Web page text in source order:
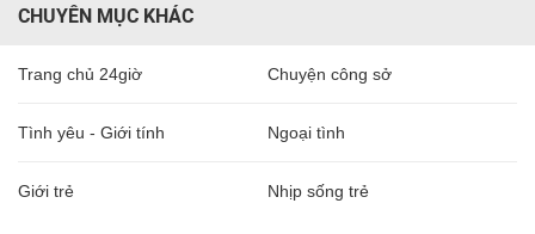
CHUYÊN MỤC KHÁC
Trang chủ 24giờ Chuyện công sở
Tình yêu - Giới tính Ngoại tình
Giới trẻ Nhịp sống trẻ